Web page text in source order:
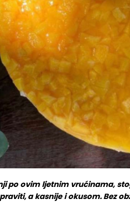
po ovim ljetnim vrućinama,
a kasnije i okusom. Bez